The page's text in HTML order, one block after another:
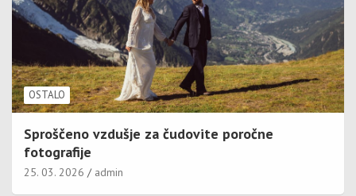
OSTALO
Sproščeno vzdušje za čudovite poročne
fotografije
25. 03. 2026 admin